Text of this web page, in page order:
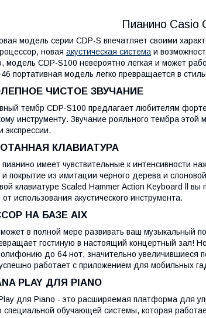
Пианино Casio
модель серии CDP-S впечатляет своими
новая акустическая система и
модель CDP-S100 невероятно легкая и может
46 портативная модель легко превращается в
ЧИСТОЕ ЗВУЧАНИЕ
тембр CDP-S100 предлагает любителям
инструменту. Звучание рояльного тембра
экспрессии.
КЛАВИАТУРА
имеет чувствительные к интенсивности
и покрытие из имитации черного дерева и
клавиатуре Scaled Hammer Action Keyboard ll
использования акустического инструмента.
НА БАЗЕ AIX
в полной мере развивать ваш музыкальный
гостиную в настоящий концертный зал!
до 64 нот, значительно увеличившиеся
работает с приложением для мобильных
PLAY ДЛЯ PIANO
для Piano - это расширяемая платформа для
обучающей системы, которая